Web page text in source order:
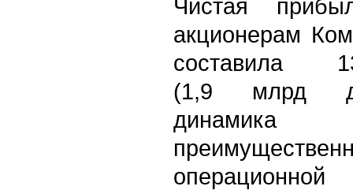
Чистая
акционерам
(1,9 млрд